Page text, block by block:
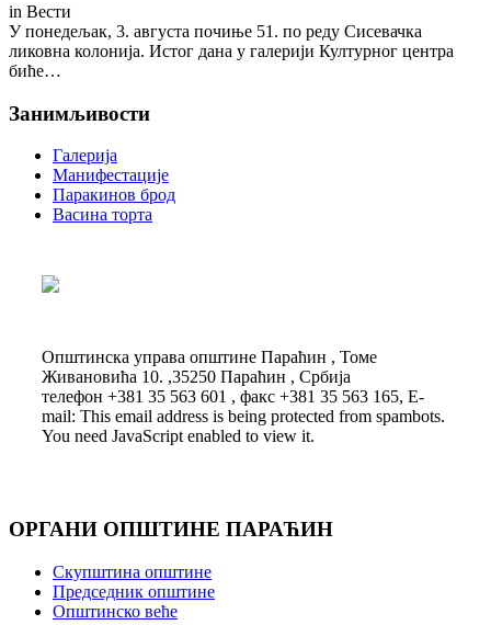
in Вести
У понедељак, 3. августа почиње 51. по реду Сисевачка
ликовна колонија. Истог дана у галерији Културног центра
биће…
Занимљивости
Галерија
Манифестације
Паракинов брод
Васина торта
Општинска управа општине Параћин , Томе
Живановића 10. ,35250 Параћин , Србија
телефон +381 35 563 601 , факс +381 35 563 165, E-
mail: This email address is being protected from spambots.
You need JavaScript enabled to view it.
ОРГАНИ ОПШТИНЕ ПАРАЋИН
Скупштина општине
Председник општине
Општинско веће